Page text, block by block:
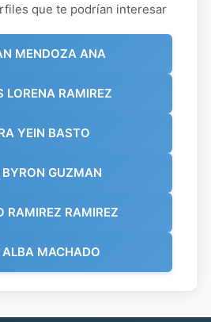
que te podrían interesar
MENDOZA ANA
LORENA RAMIREZ
YEIN BASTO
GUZMAN
RAMIREZ RAMIREZ
ALBA MACHADO